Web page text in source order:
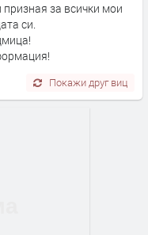
за всички мои
си.
Покажи друг виц